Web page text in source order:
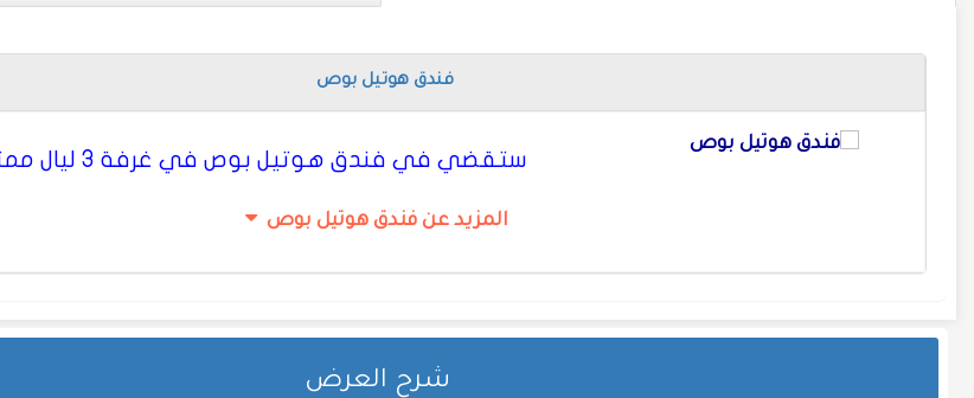
فندق هوتيل بوص
ستقضي في فندق هوتيل بوص في غرفة 3 ليال ممتعه
المزيد عن فندق هوتيل بوص
شرح العرض